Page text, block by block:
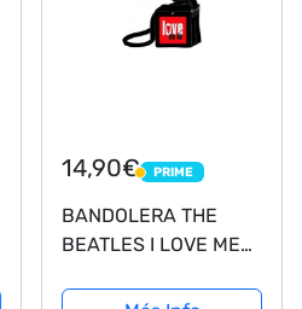
14,90€ PRIME
PRIME
BANDOLERA THE
BEATLES I LOVE ME